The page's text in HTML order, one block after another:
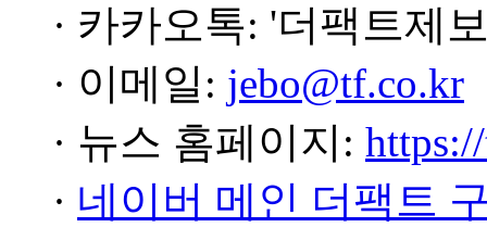
· 카카오톡: '더팩트제
· 이메일: jebo@tf.co.kr
· 뉴스 홈페이지:
· 네이버 메인 더팩트